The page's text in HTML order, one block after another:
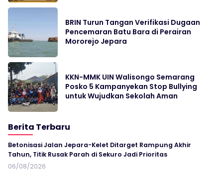
BRIN Turun Tangan Verifikasi Dugaan
Pencemaran Batu Bara di Perairan
Mororejo Jepara
KKN-MMK UIN Walisongo Semarang
Posko 5 Kampanyekan Stop Bullying
untuk Wujudkan Sekolah Aman
Berita Terbaru
Betonisasi Jalan Jepara-Kelet Ditarget Rampung Akhir
Tahun, Titik Rusak Parah di Sekuro Jadi Prioritas
06/08/2026